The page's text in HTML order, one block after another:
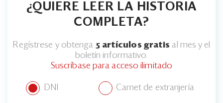
¿QUIERE LEER LA HISTORIA
COMPLETA?
Regístrese y obtenga 5 artículos gratis al mes y el
boletín informativo.
Suscríbase para acceso ilimitado
DNI Carnet de extranjería